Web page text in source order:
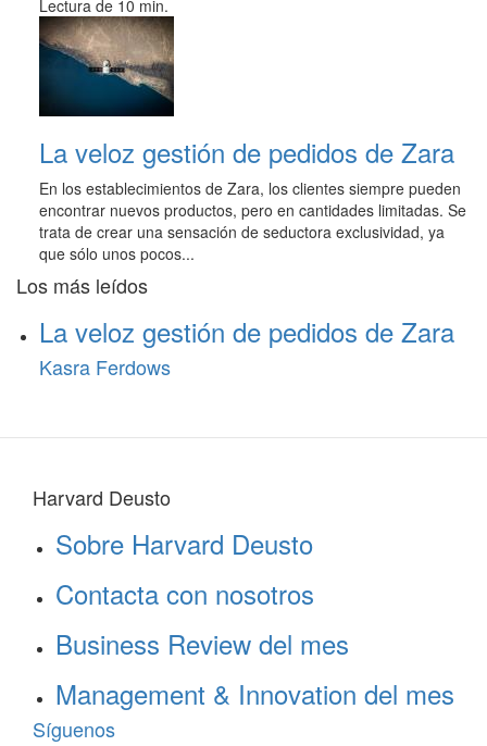
Lectura de 10 min.
La veloz gestión de pedidos de Zara
En los establecimientos de Zara, los clientes siempre pueden
encontrar nuevos productos, pero en cantidades limitadas. Se
trata de crear una sensación de seductora exclusividad, ya
que sólo unos pocos...
Los más leídos
La veloz gestión de pedidos de Zara
Kasra Ferdows
Harvard Deusto
Sobre Harvard Deusto
Contacta con nosotros
Business Review del mes
Management & Innovation del mes
Síguenos